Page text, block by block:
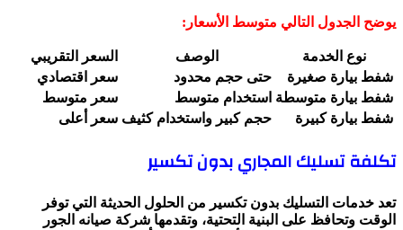
يوضح الجدول التالي متوسط الأسعار:
نوع الخدمة الوصف
السعر التقريبي
شفط بيارة صغيرة
حتى حجم محدود
سعر اقتصادي
شفط بيارة متوسطة استخدام متوسط
سعر متوسط
شفط بيارة كبيرة
حجم كبير واستخدام كثيف سعر أعلى
تكلفة تسليك المجاري بدون تكسير
تعد خدمات التسليك بدون تكسير من الحلول الحديثة التي توفر
الوقت وتحافظ على البنية التحتية، وتقدمها شركة صيانه الجور